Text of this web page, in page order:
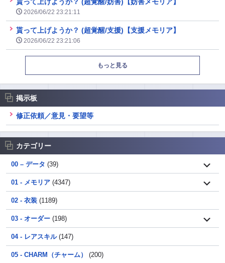
貰って上げようか？ (超覚醒/妨害)【妨害メモリア】
2026/06/22 23:21:11
貰って上げようか？ (超覚醒/支援)【支援メモリア】
2026/06/22 23:21:06
もっと見る
掲示板
修正依頼／意見・要望等
カテゴリー
00 – データ (39)
01 - メモリア (4347)
02 - 衣装 (1189)
03 - オーダー (198)
04 - レアスキル(147)
05 - CHARM（チャーム） (200)